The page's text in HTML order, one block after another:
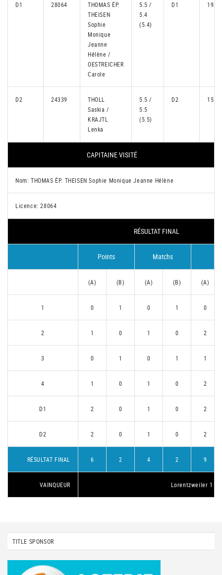
D1 28064
THOMAS ÉP.
THEISEN
Sophie
Monique
Jeanne
Hélène /
OESTREICHER
Carole
5.5 /
5.4
(5.4)
D1
D2 24339
THOLL
Saskia /
KRAJTL
Lenka
5.5 /
5.5
(5.5)
D2
CAPITAINE VISITÉ
Nom: THOMAS ÉP. THEISEN Sophie Monique Jeanne Hélène
Licence: 28064
RÉSULTAT FINAL
Points Matchs
(A) (B) (A) (B) (A)
1 0 1 0 1 0
2 1 0 1 0 2
3 0 1 0 1 1
4 1 0 1 0 2
D1 2 0 1 0 2
D2 2 0 1 0 2
RÉSULTAT FINAL 6 2 4 2 9
VAINQUEUR Lorentzweiler 1
TITLE SPONSOR